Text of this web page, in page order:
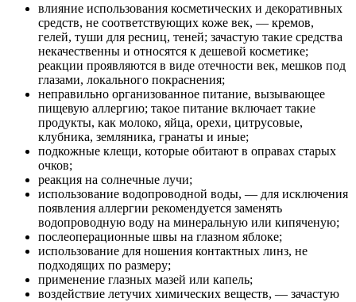
влияние использования косметических и декоративных
средств, не соответствующих коже век, — кремов,
гелей, туши для ресниц, теней; зачастую такие средства
некачественны и относятся к дешевой косметике;
реакции проявляются в виде отечности век, мешков под
глазами, локального покраснения;
неправильно организованное питание, вызывающее
пищевую аллергию; такое питание включает такие
продукты, как молоко, яйца, орехи, цитрусовые,
клубника, земляника, гранаты и иные;
подкожные клещи, которые обитают в оправах старых
очков;
реакция на солнечные лучи;
использование водопроводной воды, — для исключения
появления аллергии рекомендуется заменять
водопроводную воду на минеральную или кипяченую;
послеоперационные швы на глазном яблоке;
использование для ношения контактных линз, не
подходящих по размеру;
применение глазных мазей или капель;
воздействие летучих химических веществ, — зачастую